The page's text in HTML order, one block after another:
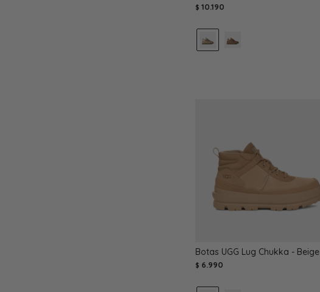
$ 10.190
Botas UGG Lug Chukka - Beige
$ 6.990